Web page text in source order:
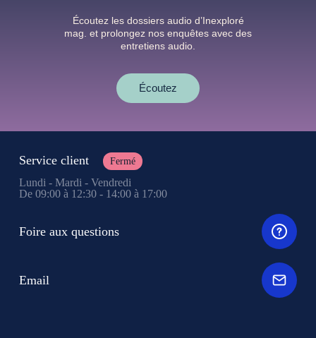
Écoutez les dossiers audio d’Inexploré
mag. et prolongez nos enquêtes avec des
entretiens audio.
Écoutez
Service client Fermé
Lundi - Mardi - Vendredi
De 09:00 à 12:30 - 14:00 à 17:00
Foire aux questions
Email